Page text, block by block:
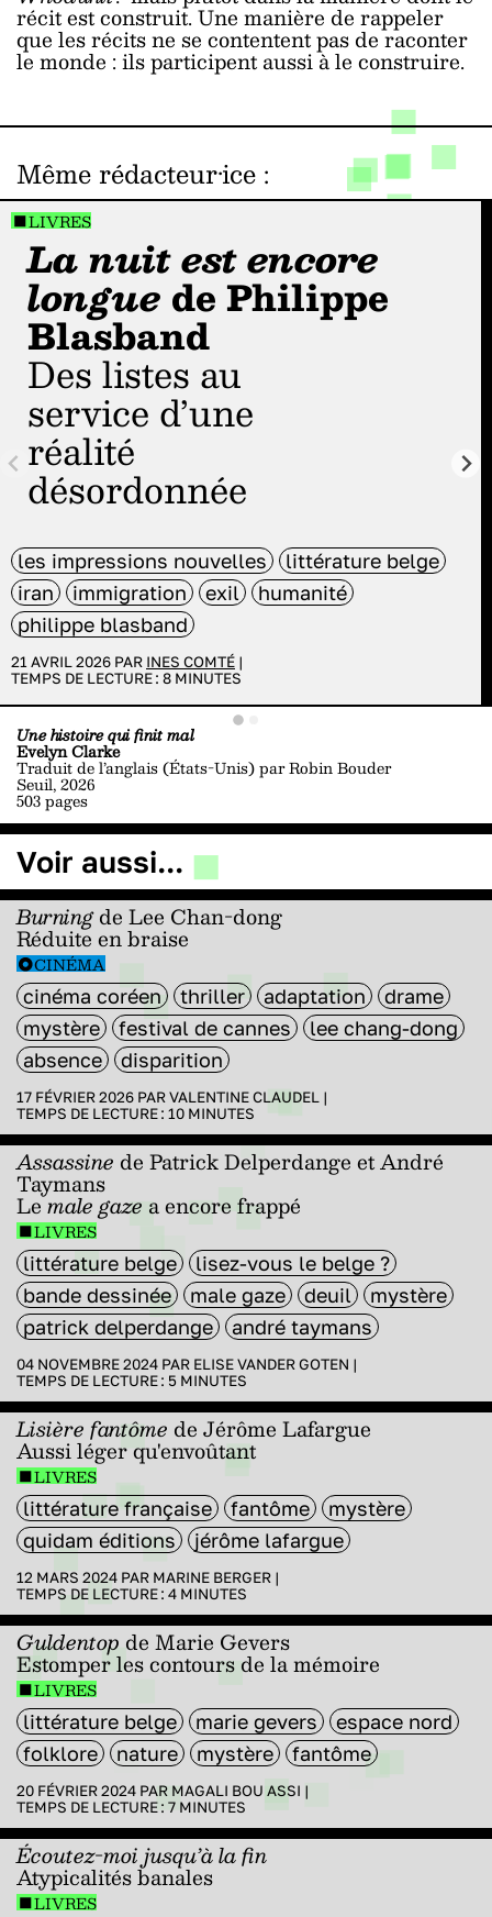
récit est construit. Une manière de rappeler
que les récits ne se contentent pas de raconter
le monde : ils participent aussi à le construire.
Même rédacteur·ice :
LIVRES
La nuit est encore
longue de Philippe
Blasband
Des listes au
service d’une
réalité
désordonnée
les impressions nouvelles
littérature belge
iran
immigration exil
humanité
philippe blasband
21 AVRIL 2026 PAR INES COMTÉ |
TEMPS DE LECTURE : 8 MINUTES
Une histoire qui finit mal
Evelyn Clarke
Traduit de l’anglais (États-Unis) par Robin Bouder
Seuil, 2026
503 pages
Voir aussi...
Burningde Lee Chan-dong
Réduite en braise
CINÉMA
cinéma coréen thriller adaptation
drame
mystère
festival de cannes
lee chang-dong
absence
disparition
17 FÉVRIER 2026 PARVALENTINE CLAUDEL |
TEMPS DE LECTURE : 10 MINUTES
Assassine de Patrick Delperdange et André
Taymans
Lemale gaze a encore frappé
LIVRES
littérature belge
lisez-vous le belge ?
bande dessinée
male gaze deuil
mystère
patrick delperdange
andré taymans
04 NOVEMBRE 2024 PAR ELISE VANDER GOTEN |
TEMPS DE LECTURE : 5 MINUTES
Lisière fantôme de Jérôme Lafargue
Aussi léger qu'envoûtant
LIVRES
littérature française fantôme
mystère
quidam éditions
jérôme lafargue
12 MARS 2024 PAR MARINE BERGER |
TEMPS DE LECTURE : 4 MINUTES
Guldentop de Marie Gevers
Estomper les contours de la mémoire
LIVRES
littérature belge marie gevers
espace nord
folklore
nature mystère fantôme
20 FÉVRIER 2024 PAR MAGALI BOU ASSI |
TEMPS DE LECTURE : 7 MINUTES
Écoutez-moi jusqu’à la fin
Atypicalités banales
LIVRES